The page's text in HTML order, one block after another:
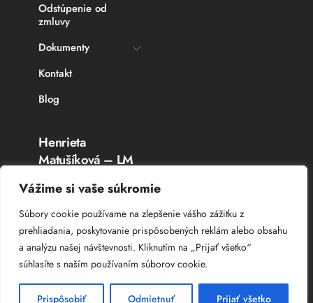
Vážime si vaše súkromie
Súbory cookie používame na zlepšenie vášho zážitku z
prehliadania, poskytovanie prispôsobených reklám alebo obsahu
a analýzu našej návštevnosti. Kliknutím na „Prijať všetko“
súhlasíte s naším používaním súborov cookie.
Prispôsobiť Odmietnuť Prijať všetko
Odstúpenie od
zmluvy
Dokumenty
Kontakt
Blog
Henrieta
Matušíková – LM
Rybárske potreby
Topoľčany
IČO: 336 764 53
DIČ: 102 044 8385